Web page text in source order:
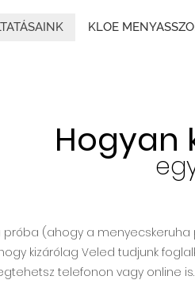
KLOE
Hogyan
próba (ahogy a
kizárólag Veled tudjunk
telefonon vagy online is.